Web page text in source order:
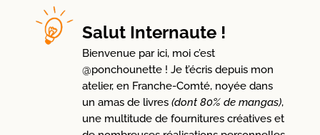
Salut Internaute !
Bienvenue par ici, moi c’est
@ponchounette ! Je t’écris depuis mon
atelier, en Franche-Comté, noyée dans
un amas de livres (dont 80% de mangas),
une multitude de fournitures créatives et